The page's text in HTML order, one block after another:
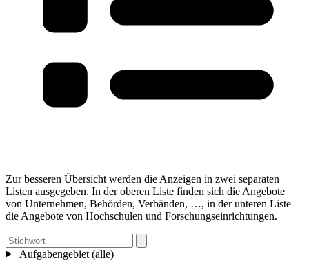
Zur besseren Übersicht werden die Anzeigen in zwei separaten
Listen ausgegeben. In der oberen Liste finden sich die Angebote
von Unternehmen, Behörden, Verbänden, …, in der unteren Liste
die Angebote von Hochschulen und Forschungseinrichtungen.
Aufgabengebiet (alle)